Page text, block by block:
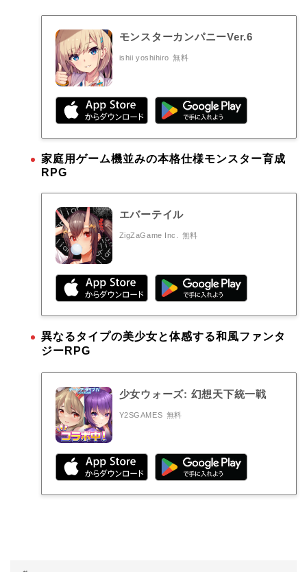
モンスターカンパニーVer.6
ishii yoshihiro 無料
家庭用ゲーム機並みの本格仕様モンスター育成
RPG
エバーテイル
ZigZaGame Inc. 無料
異なるタイプの美少女と体感する和風ファンタ
ジーRPG
少女ウォーズ: 幻想天下統一戦
Y2SGAMES 無料